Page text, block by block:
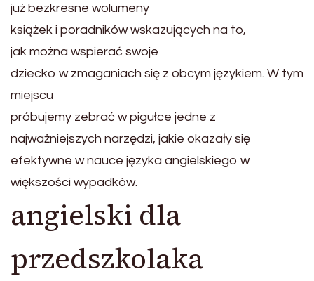
już bezkresne wolumeny
książek i poradników wskazujących na to,
jak można wspierać swoje
dziecko w zmaganiach się z obcym językiem. W tym
miejscu
próbujemy zebrać w pigułce jedne z
najważniejszych narzędzi, jakie okazały się
efektywne w nauce języka angielskiego w
większości wypadków.
angielski dla
przedszkolaka